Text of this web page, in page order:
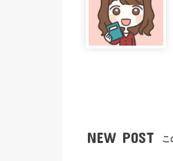
NEW POST こ